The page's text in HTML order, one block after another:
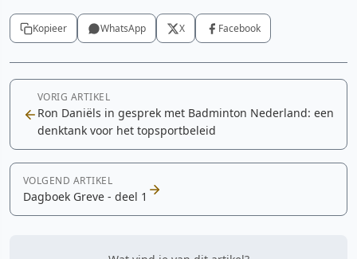
Kopieer WhatsApp X Facebook
VORIG ARTIKEL
Ron Daniëls in gesprek met Badminton Nederland: een
denktank voor het topsportbeleid
VOLGEND ARTIKEL
Dagboek Greve - deel 1